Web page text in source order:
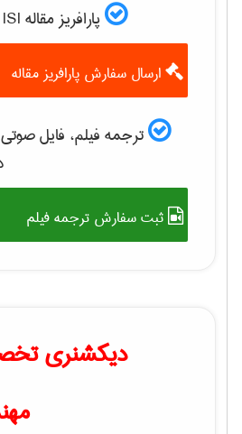
پارافریز مقاله ISI و رفع plagiarism
ارسال سفارش پارافریز مقاله
ترجمه فیلم، فایل
ثبت سفارش ترجمه فیلم
دیکشنری